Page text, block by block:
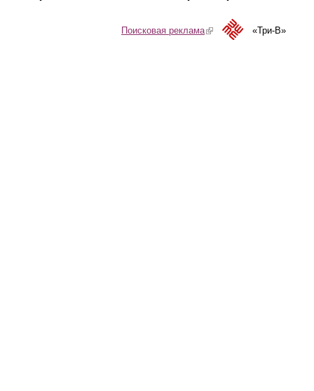
Поисковая реклама(link is external)«Три-В»